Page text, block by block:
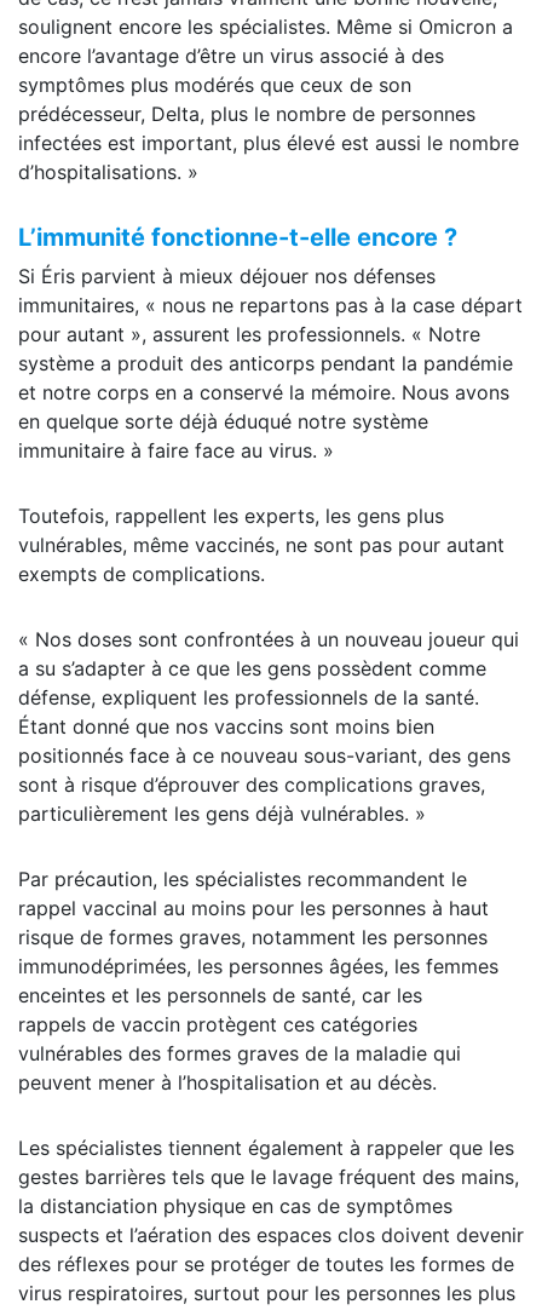
soulignent encore les spécialistes. Même si Omicron a
encore l’avantage d’être un virus associé à des
symptômes plus modérés que ceux de son
prédécesseur, Delta, plus le nombre de personnes
infectées est important, plus élevé est aussi le nombre
d’hospitalisations. »
L’immunité fonctionne-t-elle encore ?
Si Éris parvient à mieux déjouer nos défenses
immunitaires, « nous ne repartons pas à la case départ
pour autant », assurent les professionnels. « Notre
système a produit des anticorps pendant la pandémie
et notre corps en a conservé la mémoire. Nous avons
en quelque sorte déjà éduqué notre système
immunitaire à faire face au virus. »
Toutefois, rappellent les experts, les gens plus
vulnérables, même vaccinés, ne sont pas pour autant
exempts de complications.
« Nos doses sont confrontées à un nouveau joueur qui
a su s’adapter à ce que les gens possèdent comme
défense, expliquent les professionnels de la santé.
Étant donné que nos vaccins sont moins bien
positionnés face à ce nouveau sous-variant, des gens
sont à risque d’éprouver des complications graves,
particulièrement les gens déjà vulnérables. »
Par précaution, les spécialistes recommandent le
rappel vaccinal au moins pour les personnes à haut
risque de formes graves, notamment les personnes
immunodéprimées, les personnes âgées, les femmes
enceintes et les personnels de santé, car les
rappels de vaccin protègent ces catégories
vulnérables des formes graves de la maladie qui
peuvent mener à l’hospitalisation et au décès.
Les spécialistes tiennent également à rappeler que les
gestes barrières tels que le lavage fréquent des mains,
la distanciation physique en cas de symptômes
suspects et l’aération des espaces clos doivent devenir
des réflexes pour se protéger de toutes les formes de
virus respiratoires, surtout pour les personnes les plus